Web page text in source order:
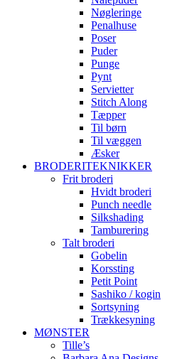
Nøgleringe
Penalhuse
Poser
Puder
Punge
Pynt
Servietter
Stitch Along
Tæpper
Til børn
Til væggen
Æsker
BRODERITEKNIKKER
Frit broderi
Hvidt broderi
Punch needle
Silkshading
Tamburering
Talt broderi
Gobelin
Korssting
Petit Point
Sashiko / kogin
Sortsyning
Trækkesyning
MØNSTER
Tille’s